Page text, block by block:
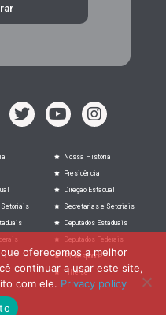
Setoriais
Nossa História
Presidência
Direção Estadual
Secretarias e Setoriais
Deputados Estaduais
Deputados Federais
PT Responde
Filie-se
oferecemos a melhor
continuar a usar este site,
com ele. Privacy policy